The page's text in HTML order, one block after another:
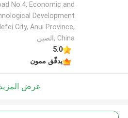
No.4, Economic and
Development
City, Anui Province,
China ,الصين
5.0
يدقّق ممون
عرض